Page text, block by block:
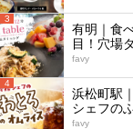
3
有明｜食
目！穴場
favy
4
浜松町駅
シェフの
favy